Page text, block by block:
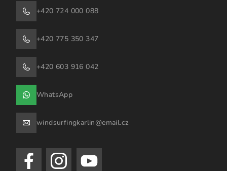
+420 724 000 088
+420 775 350 347
+420 603 916 042
WhatsApp
windsurfingkarlin@email.cz